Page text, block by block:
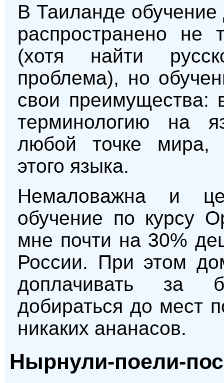
В Таиланде обучение
распространено не
(хотя найти
проблема), но
свои преимущества:
терминологию на
любой точке мира,
этого языка.
Немаловажна и
обучение по курсу
мне почти на 30%
России. При этом
доплачивать за
добираться до мест
никаких ананасов.
Нырнули-поели-